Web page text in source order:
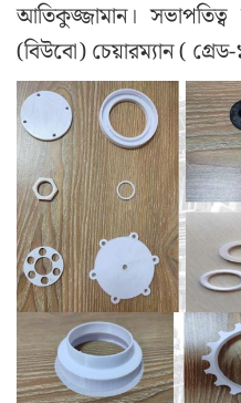
আতিকুজ্জামান।
(বিউবো) চেয়ারম্যান (